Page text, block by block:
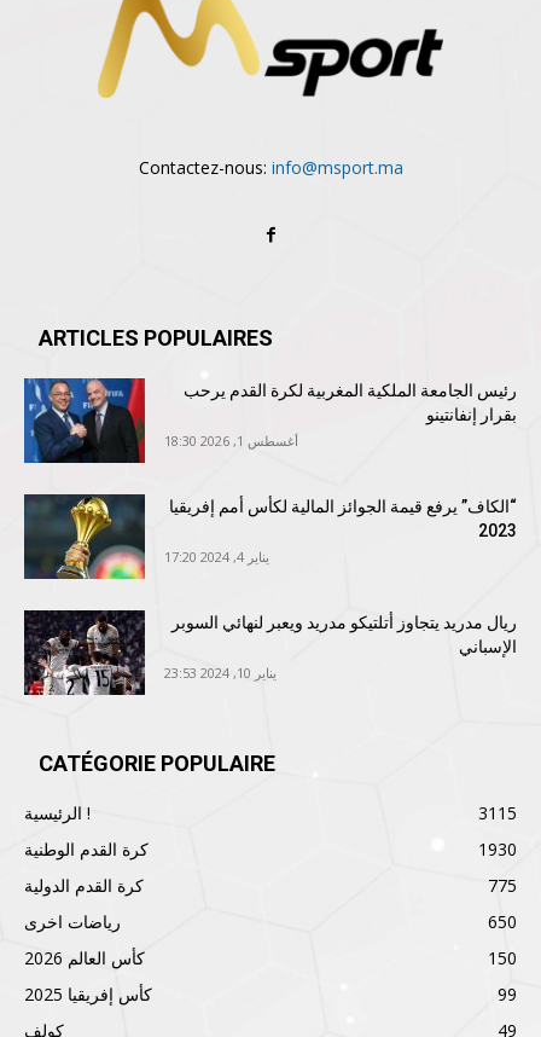
Contactez-nous: info@msport.ma
ARTICLES POPULAIRES
رئيس الجامعة الملكية المغربية لكرة القدم يرحب
بقرار إنفانتينو
أغسطس 1, 2026 18:30
“الكاف” يرفع قيمة الجوائز المالية لكأس أمم إفريقيا
2023
يناير 4, 2024 17:20
ريال مدريد يتجاوز أتلتيكو مدريد ويعبر لنهائي السوبر
الإسباني
يناير 10, 2024 23:53
CATÉGORIE POPULAIRE
الرئيسية !
3115
كرة القدم الوطنية
1930
كرة القدم الدولية
775
رياضات اخرى
650
كأس العالم 2026
150
كأس إفريقيا 2025
99
كولف
49